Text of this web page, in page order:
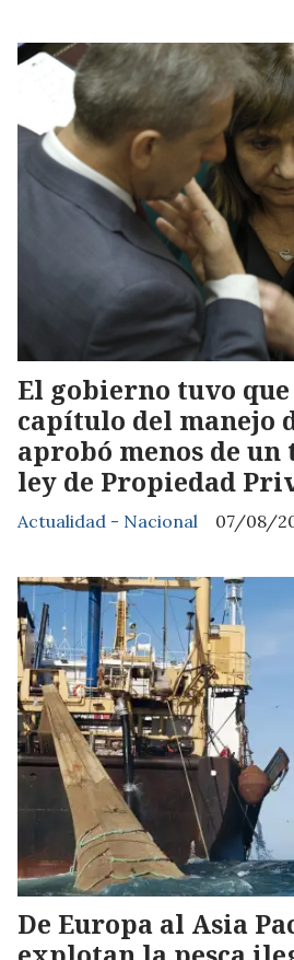
El gobierno tuvo
capítulo del manejo
aprobó menos de un
ley de Propiedad
Actualidad - Nacional 07/08/
De Europa al Asia